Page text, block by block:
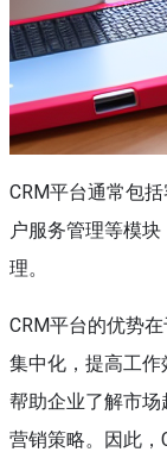
CRM平台通常包
户服务管理等模
理。
CRM平台的优势
集中化，提高工作
帮助企业了解市
营销策略。因此，